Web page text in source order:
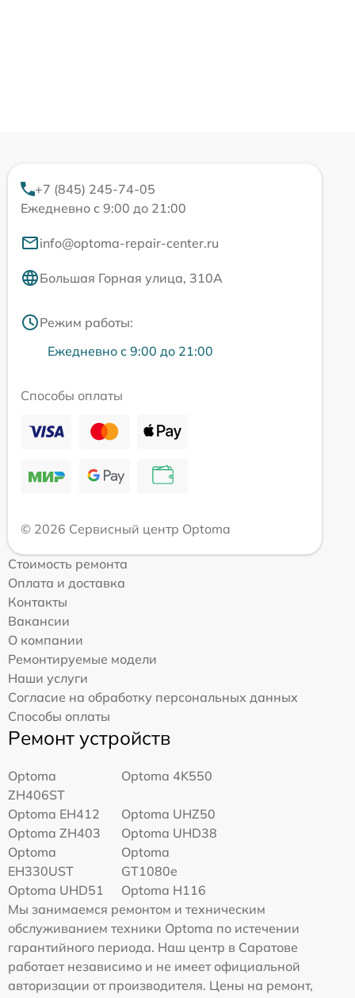
+7 (845) 245-74-05
Ежедневно с 9:00 до 21:00
info@optoma-repair-center.ru
Большая Горная улица, 310А
Режим работы:
Ежедневно с 9:00 до 21:00
Способы оплаты
© 2026 Сервисный центр Optoma
Стоимость ремонта
Оплата и доставка
Контакты
Вакансии
О компании
Ремонтируемые модели
Наши услуги
Согласие на обработку персональных данных
Способы оплаты
Ремонт устройств
Optoma
ZH406ST
Optoma 4K550
Optoma EH412
Optoma UHZ50
Optoma ZH403
Optoma UHD38
Optoma
EH330UST
Optoma
GT1080e
Optoma UHD51
Optoma H116
Мы занимаемся ремонтом и техническим
обслуживанием техники Optoma по истечении
гарантийного периода. Наш центр в Саратове
работает независимо и не имеет официальной
авторизации от производителя. Цены на ремонт,